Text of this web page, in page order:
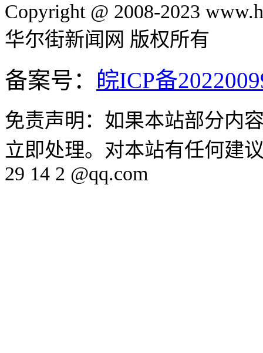
Copyright @ 2008-2023
华尔街新闻网 版权所有
备案号： 皖ICP备
免责声明：如果本站部分内
立即处理。对本站有任何建
29 14 2 @qq.com